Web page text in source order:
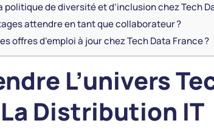
politique de diversité et d’inclusion chez Tech
attendre en tant que collaborateur ?
offres d’emploi à jour chez Tech Data France ?
L’univers
La Distribution IT